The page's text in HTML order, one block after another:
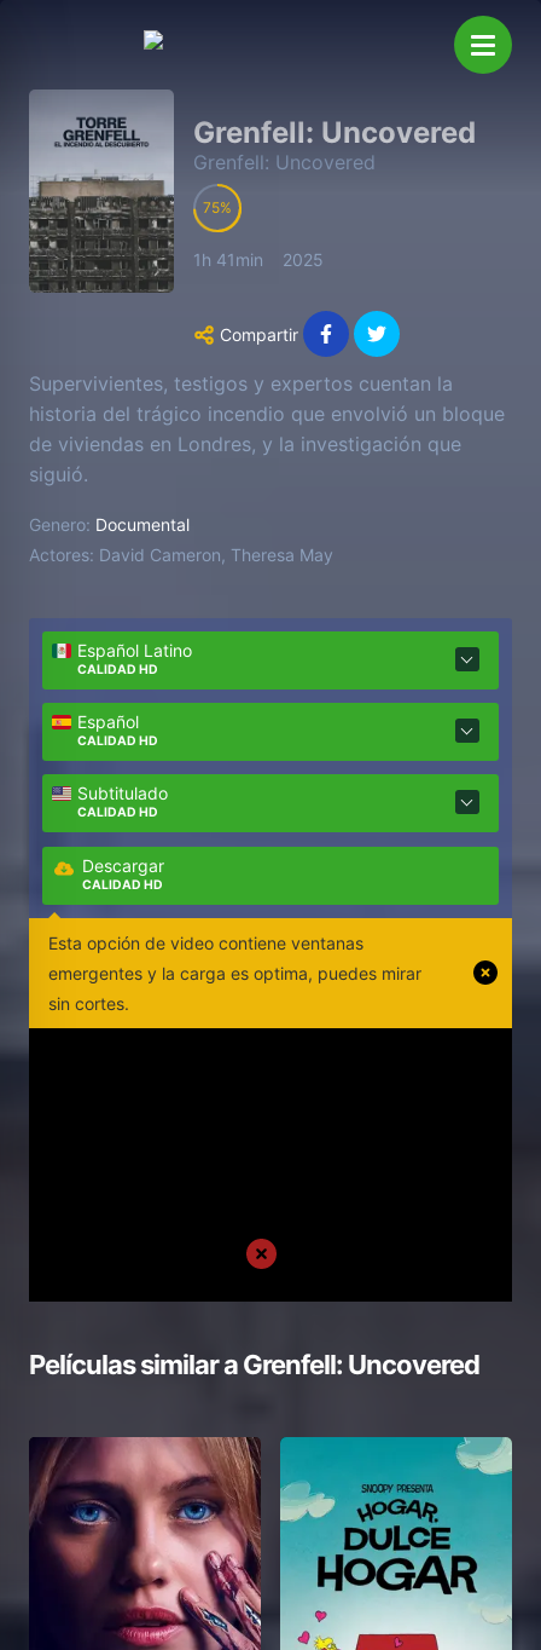
Grenfell: Uncovered
Grenfell: Uncovered
75
1h 41min 2025
Compartir
Supervivientes, testigos y expertos cuentan la
historia del trágico incendio que envolvió un bloque
de viviendas en Londres, y la investigación que
siguió.
Genero: Documental
Actores: David Cameron, Theresa May
Español Latino
CALIDAD HD
Español
CALIDAD HD
Subtitulado
CALIDAD HD
Descargar
CALIDAD HD
Esta opción de video contiene ventanas
emergentes y la carga es optima, puedes mirar
sin cortes.
Películas similar aGrenfell: Uncovered